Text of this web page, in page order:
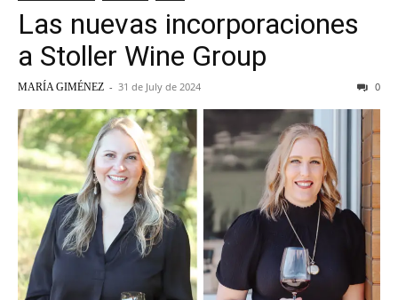
Las nuevas incorporaciones
a Stoller Wine Group
MARÍA GIMÉNEZ - 31 de July de 2024 0